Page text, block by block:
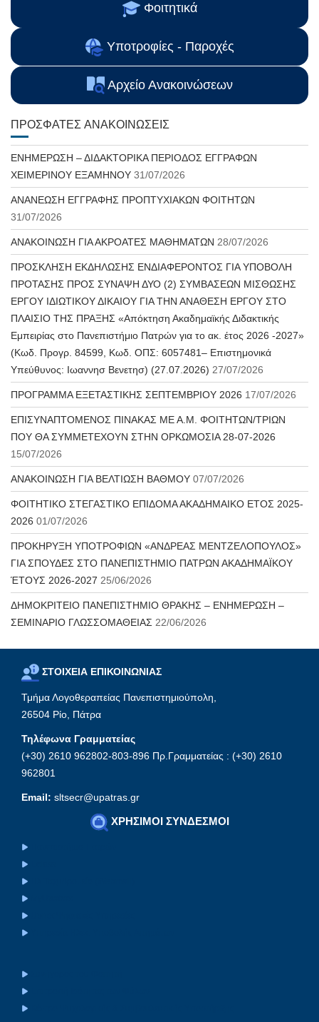
Φοιτητικά
Υποτροφίες - Παροχές
Αρχείο Ανακοινώσεων
ΠΡΌΣΦΑΤΕΣ ΑΝΑΚΟΙΝΏΣΕΙΣ
ΕΝΗΜΕΡΩΣΗ – ΔΙΔΑΚΤΟΡΙΚΑ ΠΕΡΙΟΔΟΣ ΕΓΓΡΑΦΩΝ
ΧΕΙΜΕΡΙΝΟΥ ΕΞΑΜΗΝΟΥ 31/07/2026
ΑΝΑΝΕΩΣΗ ΕΓΓΡΑΦΗΣ ΠΡΟΠΤΥΧΙΑΚΩΝ ΦΟΙΤΗΤΩΝ
31/07/2026
ΑΝΑΚΟΙΝΩΣΗ ΓΙΑ ΑΚΡΟΑΤΕΣ ΜΑΘΗΜΑΤΩΝ 28/07/2026
ΠΡΟΣΚΛΗΣΗ ΕΚΔΗΛΩΣΗΣ ΕΝΔΙΑΦΕΡΟΝΤΟΣ ΓΙΑ ΥΠΟΒΟΛΗ
ΠΡΟΤΑΣΗΣ ΠΡΟΣ ΣΥΝΑΨΗ ΔΥΟ (2) ΣΥΜΒΑΣΕΩΝ ΜΙΣΘΩΣΗΣ
ΕΡΓΟΥ ΙΔΙΩΤΙΚΟΥ ΔΙΚΑΙΟΥ ΓΙΑ ΤΗΝ ΑΝΑΘΕΣΗ ΕΡΓΟΥ ΣΤΟ
ΠΛΑΙΣΙΟ ΤΗΣ ΠΡΑΞΗΣ «Απόκτηση Ακαδημαϊκής Διδακτικής
Εμπειρίας στο Πανεπιστήμιο Πατρών για το ακ. έτος 2026 -2027»
(Κωδ. Προγρ. 84599, Κωδ. ΟΠΣ: 6057481– Επιστημονικά
Υπεύθυνος: Ιωαννησ Βενετησ) (27.07.2026) 27/07/2026
ΠΡΟΓΡΑΜΜΑ ΕΞΕΤΑΣΤΙΚΗΣ ΣΕΠΤΕΜΒΡΙΟΥ 2026 17/07/2026
ΕΠΙΣΥΝΑΠΤΟΜΕΝΟΣ ΠΙΝΑΚΑΣ ΜΕ Α.Μ. ΦΟΙΤΗΤΩΝ/ΤΡΙΩΝ
ΠΟΥ ΘΑ ΣΥΜΜΕΤΕΧΟΥΝ ΣΤΗΝ ΟΡΚΩΜΟΣΙΑ 28-07-2026
15/07/2026
ΑΝΑΚΟΙΝΩΣΗ ΓΙΑ ΒΕΛΤΙΩΣΗ ΒΑΘΜΟΥ 07/07/2026
ΦΟΙΤΗΤΙΚΟ ΣΤΕΓΑΣΤΙΚΟ ΕΠΙΔΟΜΑ ΑΚΑΔΗΜΑΙΚΟ ΕΤΟΣ 2025-
2026 01/07/2026
ΠΡΟΚΗΡΥΞΗ ΥΠΟΤΡΟΦΙΩΝ «ΑΝΔΡΕΑΣ ΜΕΝΤΖΕΛΟΠΟΥΛΟΣ»
ΓΙΑ ΣΠΟΥΔΕΣ ΣΤΟ ΠΑΝΕΠΙΣΤΗΜΙΟ ΠΑΤΡΩΝ ΑΚΑΔΗΜΑΪΚΟΥ
ΈΤΟΥΣ 2026-2027 25/06/2026
ΔΗΜΟΚΡΙΤΕΙΟ ΠΑΝΕΠΙΣΤΗΜΙΟ ΘΡΑΚΗΣ – ΕΝΗΜΕΡΩΣΗ –
ΣΕΜΙΝΑΡΙΟ ΓΛΩΣΣΟΜΑΘΕΙΑΣ 22/06/2026
ΣΤΟΙΧΕΙΑ ΕΠΙΚΟΙΝΩΝΙΑΣ
Τμήμα Λογοθεραπείας Πανεπιστημιούπολη,
26504 Ρίο, Πάτρα
Τηλέφωνα Γραμματείας
(+30) 2610 962802-803-896 Πρ.Γραμματείας : (+30) 2610
962801
Email: sltsecr@upatras.gr
ΧΡΗΣΙΜΟΙ ΣΥΝΔΕΣΜΟΙ